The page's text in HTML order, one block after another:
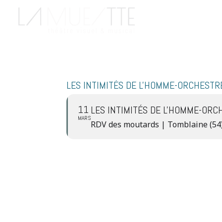
LES INTIMITÉS DE L'HOMME-
11
MARS
LES INTIMITÉS DE L'HOMME-
RDV des moutards | Tomblaine